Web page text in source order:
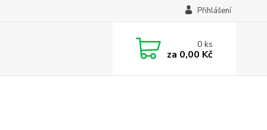
Přihlášení
0ks
za 0,00 Kč